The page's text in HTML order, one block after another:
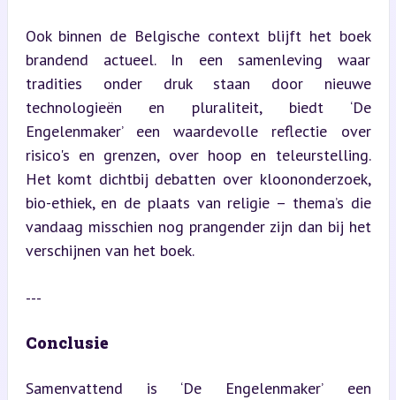
Ook binnen de Belgische context blijft het boek
brandend actueel. In een samenleving waar
tradities onder druk staan door nieuwe
technologieën en pluraliteit, biedt ‘De
Engelenmaker’ een waardevolle reflectie over
risico's en grenzen, over hoop en teleurstelling.
Het komt dichtbij debatten over kloononderzoek,
bio-ethiek, en de plaats van religie – thema’s die
vandaag misschien nog prangender zijn dan bij het
verschijnen van het boek.
---
Conclusie
Samenvattend is ‘De Engelenmaker’ een